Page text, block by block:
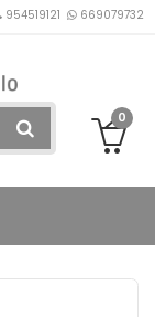
954519121 669079732
0